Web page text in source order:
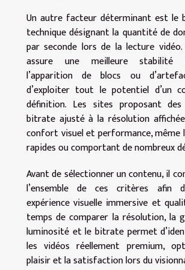
Un autre facteur déterminant est le
technique désignant la quantité de
par seconde lors de la lecture
assure une meilleure stabilité
l’apparition de blocs ou
d’exploiter tout le potentiel d’un
définition. Les sites proposant
bitrate ajusté à la résolution
confort visuel et performance, même
rapides ou comportant de nombreux
Avant de sélectionner un contenu, il
l’ensemble de ces critères afin
expérience visuelle immersive et
temps de comparer la résolution, la
luminosité et le bitrate permet
les vidéos réellement premium,
plaisir et la satisfaction lors du